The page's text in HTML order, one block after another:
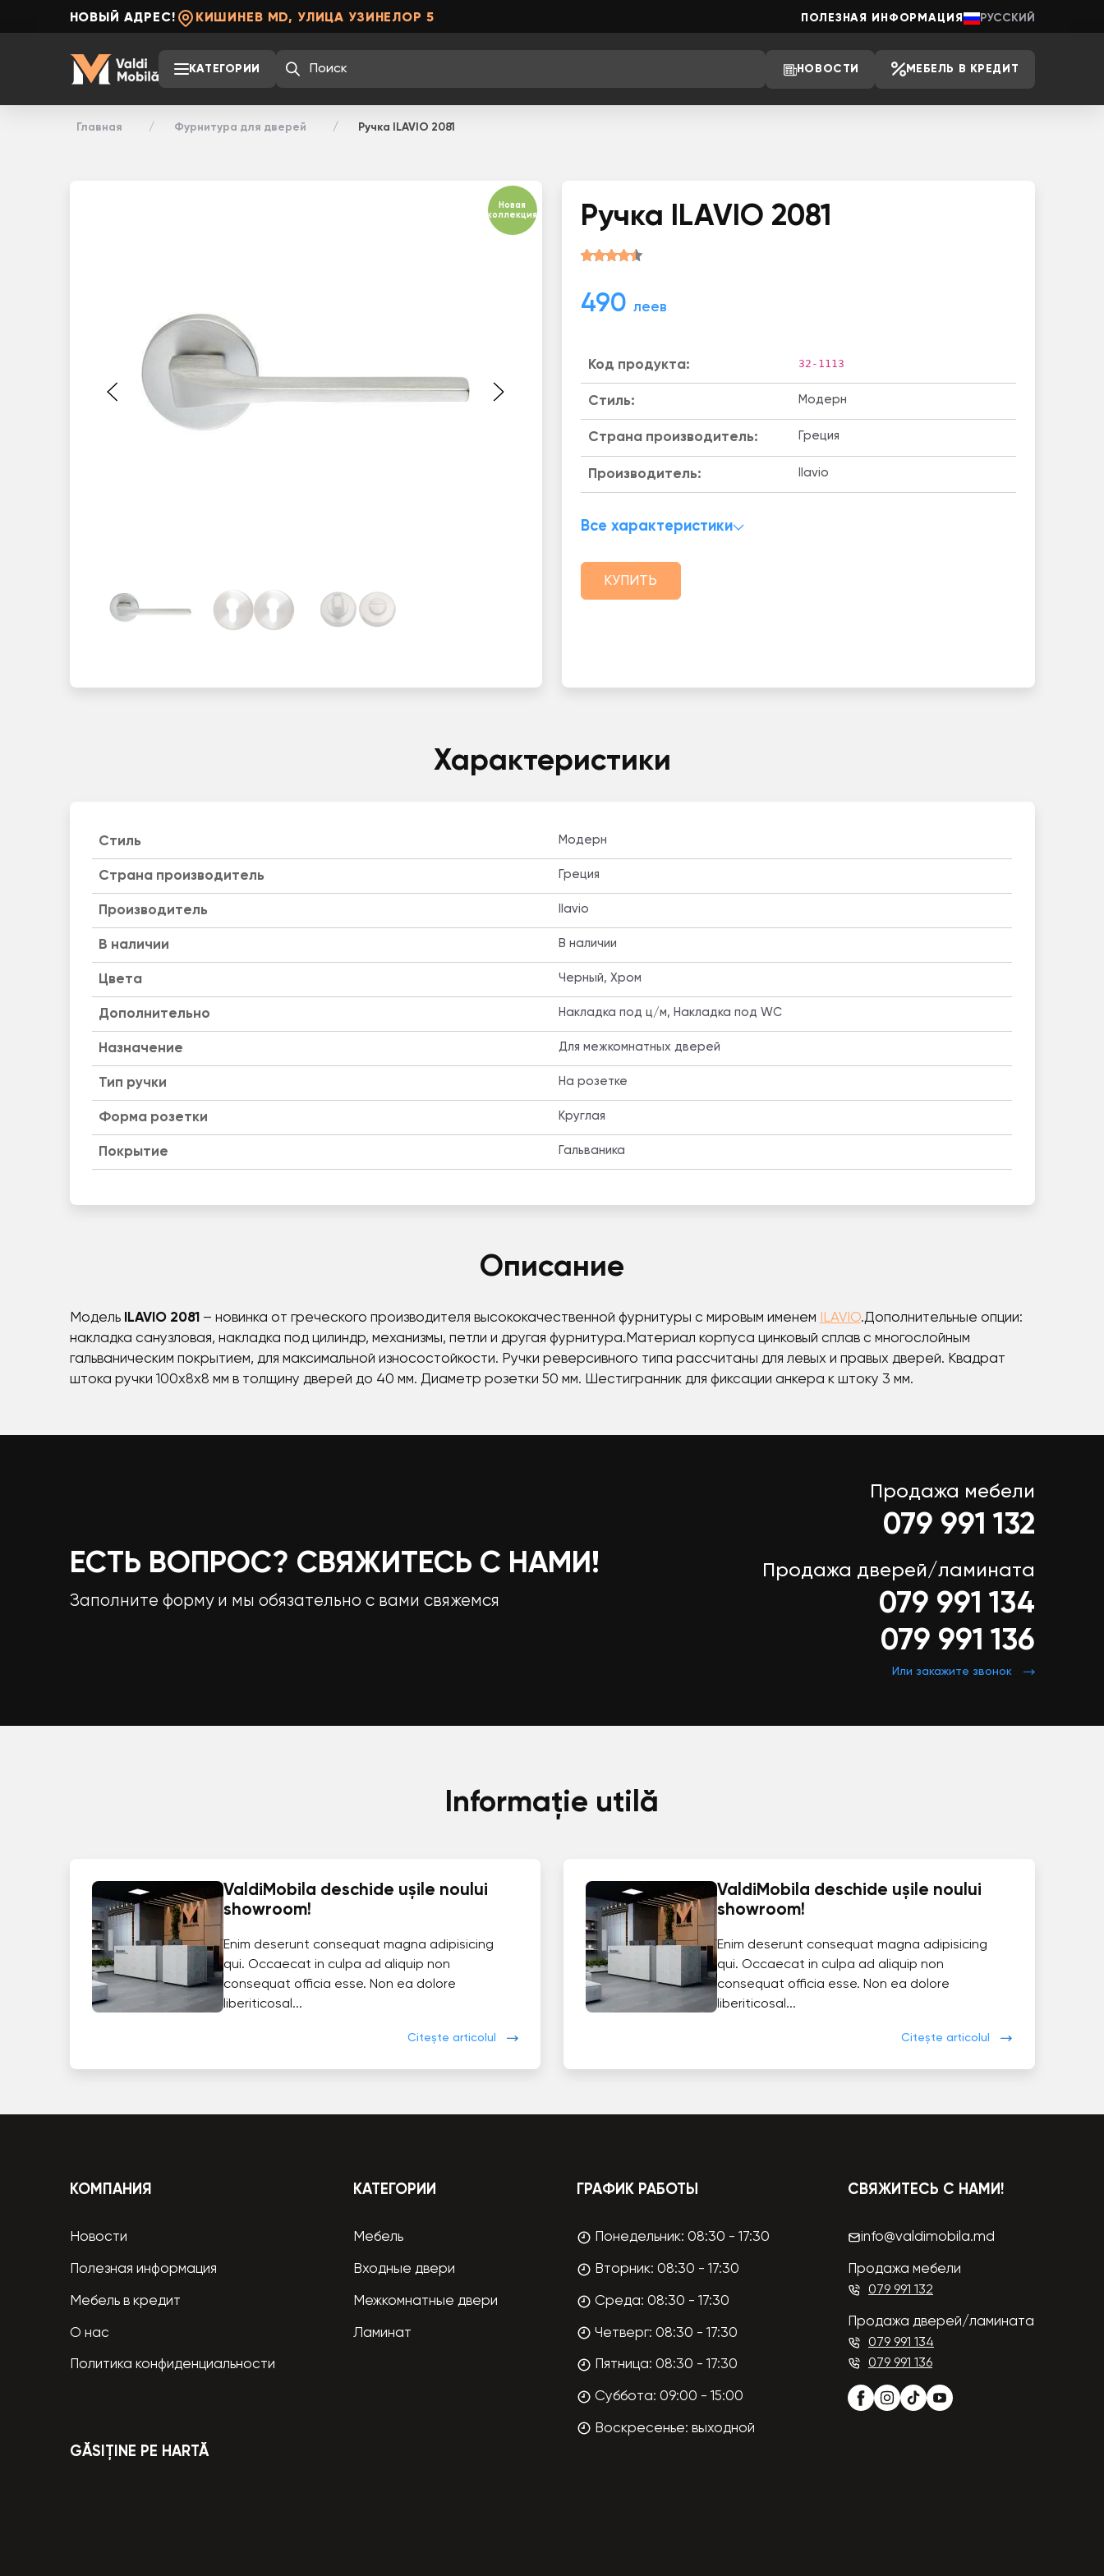
НОВЫЙ АДРЕС! КИШИНЕВ MD, УЛИЦА УЗИНЕЛОР 5 ПОЛЕЗНАЯ ИНФОРМАЦИЯ РУССКИЙ
КАТЕГОРИИ НОВОСТИ МЕБЕЛЬ В КРЕДИТ
Главная Фурнитура для дверей Ручка ILAVIO 2081
Новая
коллекция
Ручка ILAVIO 2081
490 леев
Код продукта: 32-1113
Стиль: Модерн
Страна производитель: Греция
Производитель: Ilavio
Все характеристики
КУПИТЬ
Характеристики
Стиль Модерн
Страна производитель Греция
Производитель Ilavio
B наличии В наличии
Цвета Черный, Хром
Дополнительно Накладка под ц/м, Накладка под WC
Назначение Для межкомнатных дверей
Тип ручки На розетке
Форма розетки Круглая
Покрытие Гальваника
Описание
Модель ILAVIO 2081– новинка от греческого производителя высококачественной фурнитуры с мировым именем ILAVIO.Дополнительные опции:
накладка санузловая, накладка под цилиндр, механизмы, петли и другая фурнитура.Материал корпуса цинковый сплав с многослойным
гальваническим покрытием, для максимальной износостойкости. Ручки реверсивного типа рассчитаны для левых и правых дверей. Квадрат
штока ручки 100х8х8 мм в толщину дверей до 40 мм. Диаметр розетки 50 мм. Шестигранник для фиксации анкера к штоку 3 мм.
ЕСТЬ ВОПРОС? СВЯЖИТЕСЬ С НАМИ!
Заполните форму и мы обязательно с вами свяжемся
Продажа мебели
079 991 132
Продажа дверей/ламината
079 991 134
079 991 136
Или закажите звонок
Informație utilă
ValdiMobila deschide ușile noului
showroom!
Enim deserunt consequat magna adipisicing
qui. Occaecat in culpa ad aliquip non
consequat officia esse. Non ea dolore
liberiticosal...
Citește articolul
ValdiMobila deschide ușile noului
showroom!
Enim deserunt consequat magna adipisicing
qui. Occaecat in culpa ad aliquip non
consequat officia esse. Non ea dolore
liberiticosal...
Citește articolul
КОМПАНИЯ
Новости
Полезная информация
Мебель в кредит
О нас
Политика конфиденциальности
КАТЕГОРИИ
Мебель
Входные двери
Межкомнатные двери
Ламинат
ГРАФИК РАБОТЫ
Понедельник: 08:30 - 17:30
Вторник: 08:30 - 17:30
Среда: 08:30 - 17:30
Четверг: 08:30 - 17:30
Пятница: 08:30 - 17:30
Суббота: 09:00 - 15:00
Воскресенье: выходной
СВЯЖИТЕСЬ С НАМИ!
info@valdimobila.md
Продажа мебели
079 991 132
Продажа дверей/ламината
079 991 134
079 991 136
GĂSIȚINE PE HARTĂ